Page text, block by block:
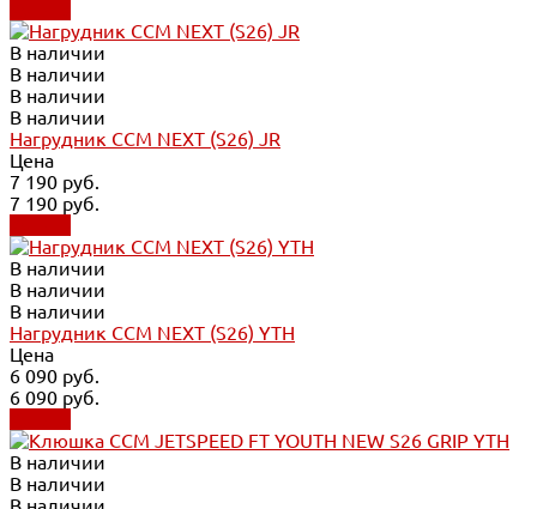
В наличии
В наличии
В наличии
В наличии
Нагрудник CCM NEXT (S26) JR
Цена
7 190 руб.
7 190 руб.
В наличии
В наличии
В наличии
Нагрудник CCM NEXT (S26) YTH
Цена
6 090 руб.
6 090 руб.
В наличии
В наличии